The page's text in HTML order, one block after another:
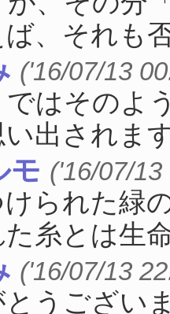
、それも
('16/07/13
はそのよ
出されま
モ ('16/07/
られた緑
糸とは生
('16/07/13
うござい